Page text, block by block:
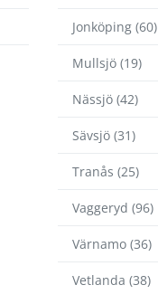
Jonköping (60)
Mullsjö (19)
Nässjö (42)
Sävsjö (31)
Tranås (25)
Vaggeryd (96)
Värnamo (36)
Vetlanda (38)